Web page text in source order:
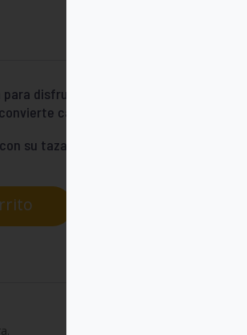
disfrutarla. Llena la taza del
cada sorbo en diversión.
su taza favorita.